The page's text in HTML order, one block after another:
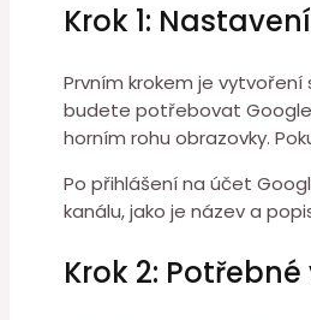
Krok 1:
Prvním krokem je vytvoření
budete potřebovat Google
horním rohu obrazovky.
Po přihlášení na účet
kanálu, jako je název a
Krok 2: